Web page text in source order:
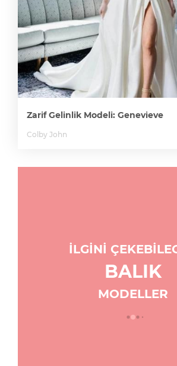
Zarif Gelinlik Modeli: Genevieve
Colby John
İLGİNİ
BALIK
MODELLER